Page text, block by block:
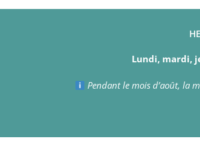
Lundi, mardi,
Pendant le mois d’août, la